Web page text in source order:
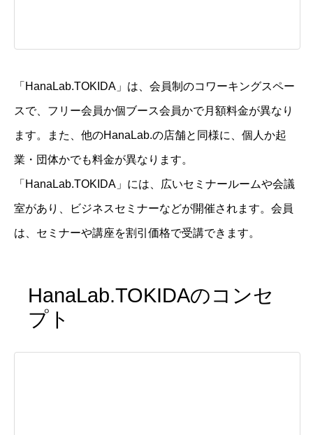
「HanaLab.TOKIDA」は、会員制のコワーキングスペー
スで、フリー会員か個ブース会員かで月額料金が異なり
ます。また、他のHanaLab.の店舗と同様に、個人か起
業・団体かでも料金が異なります。
「HanaLab.TOKIDA」には、広いセミナールームや会議
室があり、ビジネスセミナーなどが開催されます。会員
は、セミナーや講座を割引価格で受講できます。
HanaLab.TOKIDAのコンセ
プト